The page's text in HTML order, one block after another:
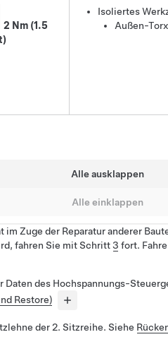
2 Nm (1.5
Isoliertes
Außen-
Alle ausklappen
Alle einklappen
im Zuge der Reparatur anderer
fahren Sie mit Schritt3 fort.
Daten des Hochspannungs-
Restore)
der 2. Sitzreihe. Siehe